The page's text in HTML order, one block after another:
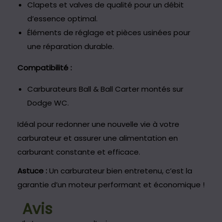
Clapets et valves de qualité pour un débit
d’essence optimal.
Éléments de réglage et pièces usinées pour
une réparation durable.
Compatibilité :
Carburateurs Ball & Ball Carter montés sur
Dodge WC.
Idéal pour redonner une nouvelle vie à votre
carburateur et assurer une alimentation en
carburant constante et efficace.
Astuce : Un carburateur bien entretenu, c’est la
garantie d’un moteur performant et économique !
Avis